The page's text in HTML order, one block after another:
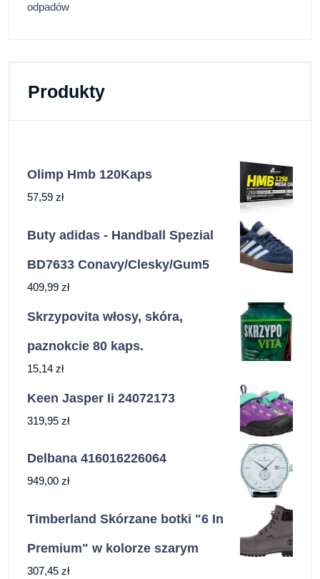
odpadów
Produkty
Olimp Hmb 120Kaps
57,59 zł
Buty adidas - Handball Spezial
BD7633 Conavy/Clesky/Gum5
409,99 zł
Skrzypovita włosy, skóra,
paznokcie 80 kaps.
15,14 zł
Keen Jasper Ii 24072173
319,95 zł
Delbana 416016226064
949,00 zł
Timberland Skórzane botki "6 In
Premium" w kolorze szarym
307,45 zł